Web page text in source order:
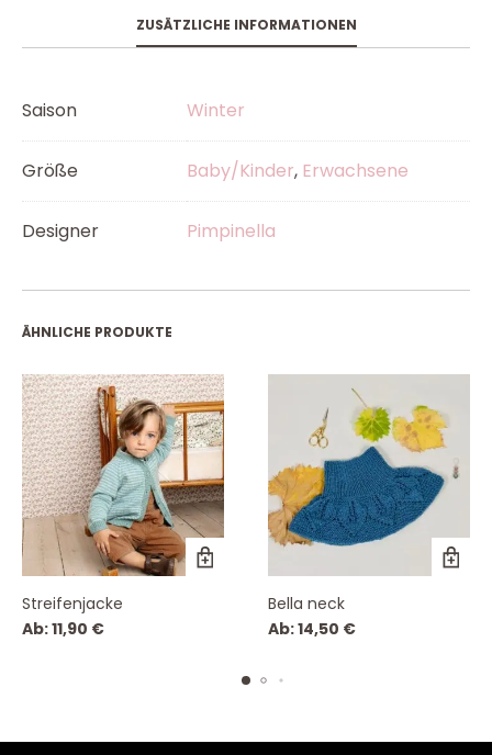
ZUSÄTZLICHE INFORMATIONEN
Saison Winter
Größe Baby/Kinder, Erwachsene
Designer Pimpinella
ÄHNLICHE PRODUKTE
Streifenjacke
Ab:11,90 €
Bella neck
Ab:14,50 €